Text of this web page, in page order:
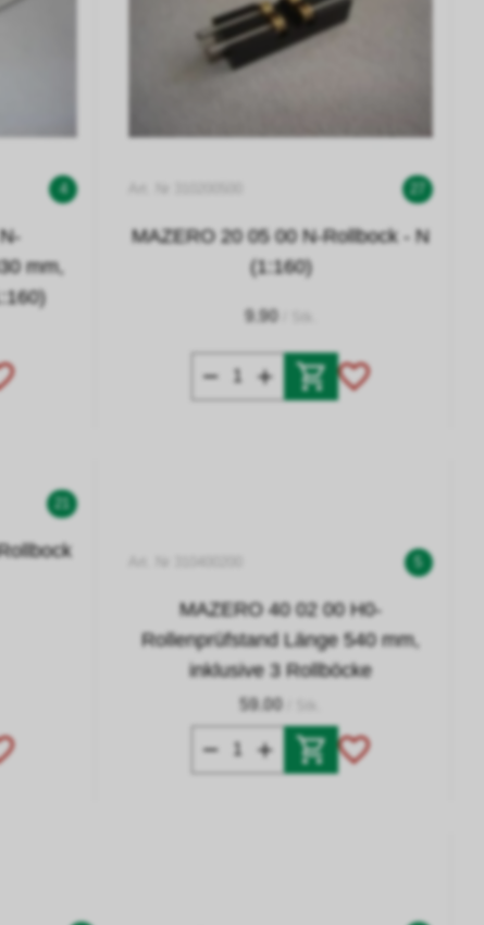
4
mm,
MAZERO 20 05 00 N-Rollbock - N
(1:160)
9.90
21
5
MAZERO 40 02 00 H0-
Rollenprüfstand Länge 540 mm,
inklusive 3 Rollböcke
59.00